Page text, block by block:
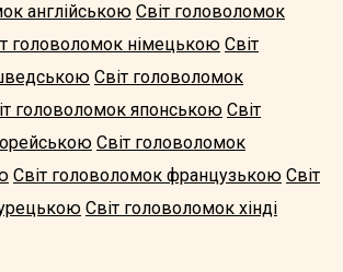
англійською Світ головоломок
головоломок німецькою Світ
Світ головоломок
головоломок японською Світ
Світ головоломок
Світ головоломок французькою Світ
Світ головоломок хінді